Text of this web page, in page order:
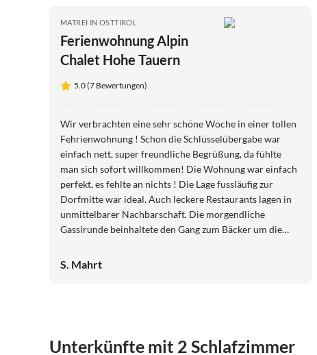
MATREI IN OSTTIROL
Ferienwohnung Alpin
Chalet Hohe Tauern
5.0 (7 Bewertungen)
Wir verbrachten eine sehr schöne Woche in einer tollen
Fehrienwohnung ! Schon die Schlüsselübergabe war
einfach nett, super freundliche Begrüßung, da fühlte
man sich sofort willkommen! Die Wohnung war einfach
perfekt, es fehlte an nichts ! Die Lage fussläufig zur
Dorfmitte war ideal. Auch leckere Restaurants lagen in
unmittelbarer Nachbarschaft. Die morgendliche
Gassirunde beinhaltete den Gang zum Bäcker um die
Fleischer mit dem obligatorischen Fleischkäsebrötchen
S. Mahrt
Unterkünfte mit 2 Schlafzimmer